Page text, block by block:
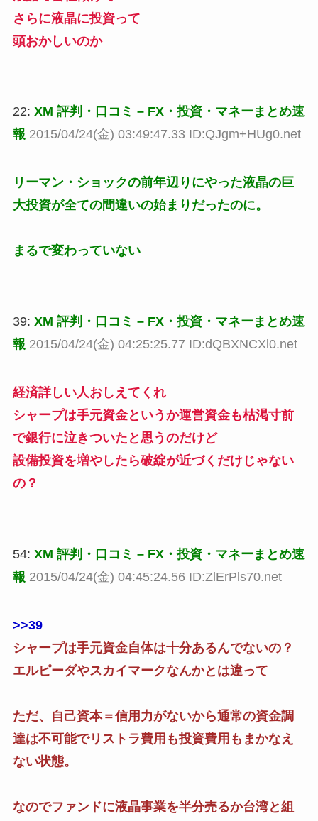
さらに液晶に投資って
頭おかしいのか
22: XM 評判・口コミ – FX・投資・マネーまとめ速
報 2015/04/24(金) 03:49:47.33 ID:QJgm+HUg0.net
リーマン・ショックの前年辺りにやった液晶の巨
大投資が全ての間違いの始まりだったのに。
まるで変わっていない
39: XM 評判・口コミ – FX・投資・マネーまとめ速
報 2015/04/24(金) 04:25:25.77 ID:dQBXNCXl0.net
経済詳しい人おしえてくれ
シャープは手元資金というか運営資金も枯渇寸前
で銀行に泣きついたと思うのだけど
設備投資を増やしたら破綻が近づくだけじゃない
の？
54: XM 評判・口コミ – FX・投資・マネーまとめ速
報 2015/04/24(金) 04:45:24.56 ID:ZlErPls70.net
>>39
シャープは手元資金自体は十分あるんでないの？
エルピーダやスカイマークなんかとは違って
ただ、自己資本＝信用力がないから通常の資金調
達は不可能でリストラ費用も投資費用もまかなえ
ない状態。
なのでファンドに液晶事業を半分売るか台湾と組